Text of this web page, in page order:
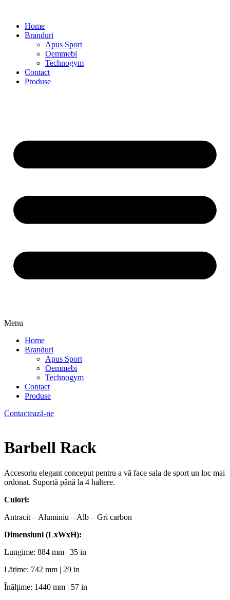
Home
Branduri
Apus Sport
Oemmebi
Technogym
Contact
Produse
Menu
Home
Branduri
Apus Sport
Oemmebi
Technogym
Contact
Produse
Contactează-ne
Barbell Rack
Accesoriu elegant conceput pentru a vă face sala de sport un loc mai
ordonat. Suportă până la 4 haltere.
Culori:
Antracit – Aluminiu – Alb – Gri carbon
Dimensiuni (LxWxH):
Lungime: 884 mm | 35 in
Lățime: 742 mm | 29 in
Înălțime: 1440 mm | 57 in